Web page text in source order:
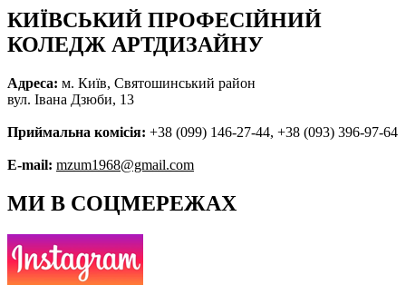
КИЇВСЬКИЙ ПРОФЕСІЙНИЙ
КОЛЕДЖ АРТДИЗАЙНУ
Адреса: м. Київ, Святошинський район
вул. Івана Дзюби, 13
Приймальна комісія: +38 (099) 146-27-44, +38 (093) 396-97-64
E-mail: mzum1968@gmail.com
МИ В СОЦМЕРЕЖАХ